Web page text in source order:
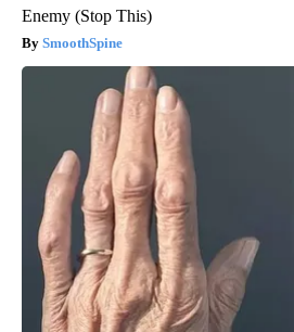
Enemy (Stop This)
SmoothSpine